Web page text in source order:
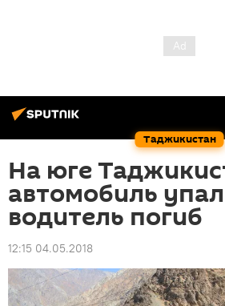
Таджикистан
На юге
автомобиль
водитель погиб
12:15 04.05.2018